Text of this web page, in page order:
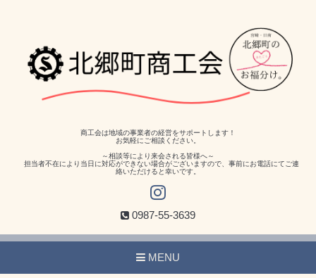
商工会は地域の事業者の経営をサポートします！
お気軽にご相談ください。
～相談等により来会される皆様へ～
担当者不在により当日に対応ができない場合がございますので、事前にお電話にてご連
絡いただけると幸いです。
0987-55-3639
MENU